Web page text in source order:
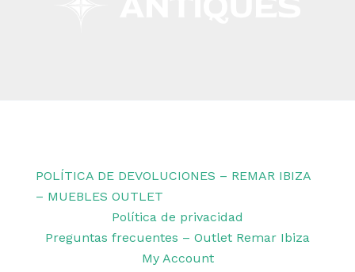
POLÍTICA DE DEVOLUCIONES – REMAR IBIZA
– MUEBLES OUTLET
Política de privacidad
Preguntas frecuentes – Outlet Remar Ibiza
My Account